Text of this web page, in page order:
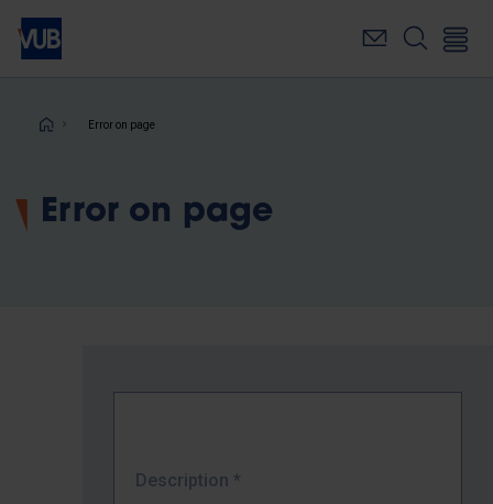
Skip
main
Breadcrumb
Error on page
Error on page
Description *